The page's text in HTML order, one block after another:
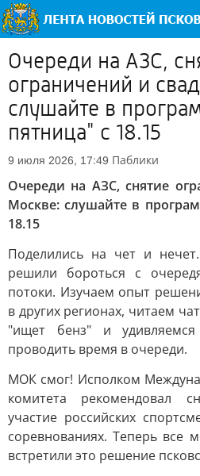
Очереди на АЗС,
ограничений и
слушайте в
пятница" с 18.15
9 июля 2026, 17:49 Паблики
Очереди на АЗС, снятие
Москве: слушайте в
18.15
Поделились на чет и
решили бороться с
потоки. Изучаем опыт
в других регионах, читаем
"ищет бенз" и
проводить время в очереди.
МОК смог! Исполком
комитета рекомендовал
участие российских
соревнованиях. Теперь все
встретили это решение